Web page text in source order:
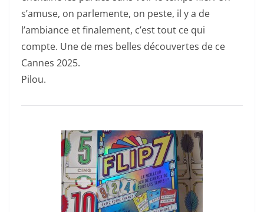
s’amuse, on parlemente, on peste, il y a de
l’ambiance et finalement, c’est tout ce qui
compte. Une de mes belles découvertes de ce
Cannes 2025.
Pilou.